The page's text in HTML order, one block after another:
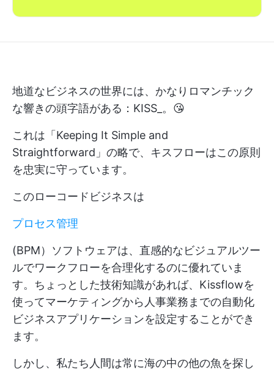
地道なビジネスの世界には、かなりロマンチック
な響きの頭字語がある：KISS_。😘
これは「Keeping It Simple and
Straightforward」の略で、キスフローはこの原則
を忠実に守っています。
このローコードビジネスは
プロセス管理
(BPM）ソフトウェアは、直感的なビジュアルツー
ルでワークフローを合理化するのに優れていま
す。ちょっとした技術知識があれば、Kissflowを
使ってマーケティングから人事業務までの自動化
ビジネスアプリケーションを設定することができ
ます。
しかし、私たち人間は常に海の中の他の魚を探し